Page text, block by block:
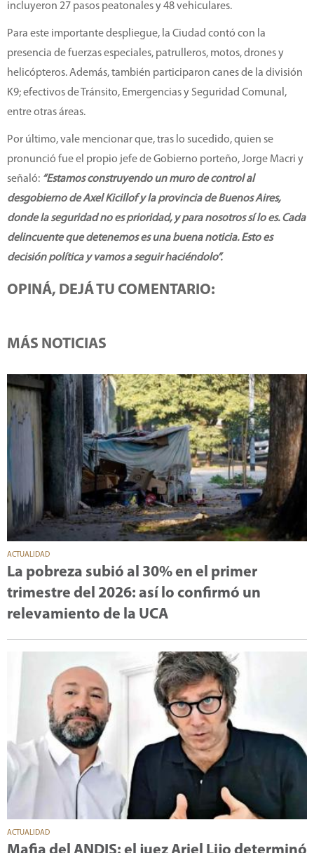
incluyeron 27 pasos peatonales y 48 vehiculares.
Para este importante despliegue, la Ciudad contó con la
presencia de fuerzas especiales, patrulleros, motos, drones y
helicópteros. Además, también participaron canes de la división
K9; efectivos de Tránsito, Emergencias y Seguridad Comunal,
entre otras áreas.
Por último, vale mencionar que, tras lo sucedido, quien se
pronunció fue el propio jefe de Gobierno porteño, Jorge Macri y
señaló: “Estamos construyendo un muro de control al
desgobierno de Axel Kicillof y la provincia de Buenos Aires,
donde la seguridad no es prioridad, y para nosotros sí lo es. Cada
delincuente que detenemos es una buena noticia. Esto es
decisión política y vamos a seguir haciéndolo”.
OPINÁ, DEJÁ TU COMENTARIO:
MÁS NOTICIAS
ACTUALIDAD
La pobreza subió al 30% en el primer
trimestre del 2026: así lo confirmó un
relevamiento de la UCA
ACTUALIDAD